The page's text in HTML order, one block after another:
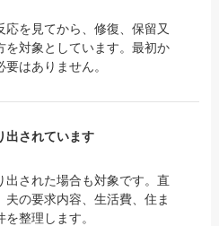
応を見てから、修復、保留又
を対象としています。最初か
はありません。
出されています
出された場合も対象です。直
夫の要求内容、生活費、住ま
整理します。